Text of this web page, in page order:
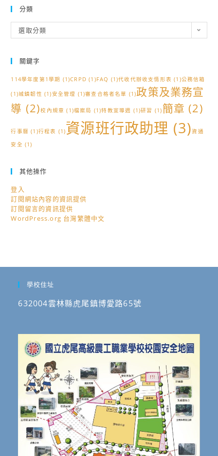
分類
類
選取分類
關鍵字
114學年度第1學期 (1)CRPD (1)FAQ (1)代收代辦收支情形表 (1)公務信箱
(1)城鎮韌性 (1)安全管理 (1)審查合格者名單 (1)政策及業務宣
導 (2)校內規章 (1)檔案局 (1)特教宣導週 (1)研習 (1) 簡章 (2)
行事曆 (1)行程表 (1)資源班行政助理 (3)資通
安全 (1)
其他操作
登入
訂閱網站內容的資訊提供
訂閱留言的資訊提供
WordPress.org 台灣繁體中文
學校住址
632004雲林縣虎尾鎮博愛路65號